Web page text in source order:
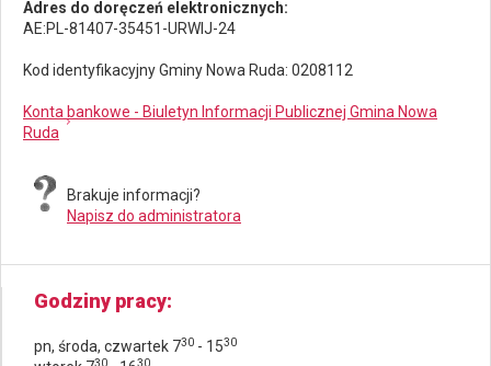
Adres do doręczeń elektronicznych:
AE:PL-81407-35451-URWIJ-24
Kod identyfikacyjny Gminy Nowa Ruda: 0208112
Konta bankowe - Biuletyn Informacji Publicznej Gmina Nowa
Ruda
Brakuje informacji?
Napisz do administratora
Godziny pracy
pn, środa, czwartek 730 - 1530
30 30